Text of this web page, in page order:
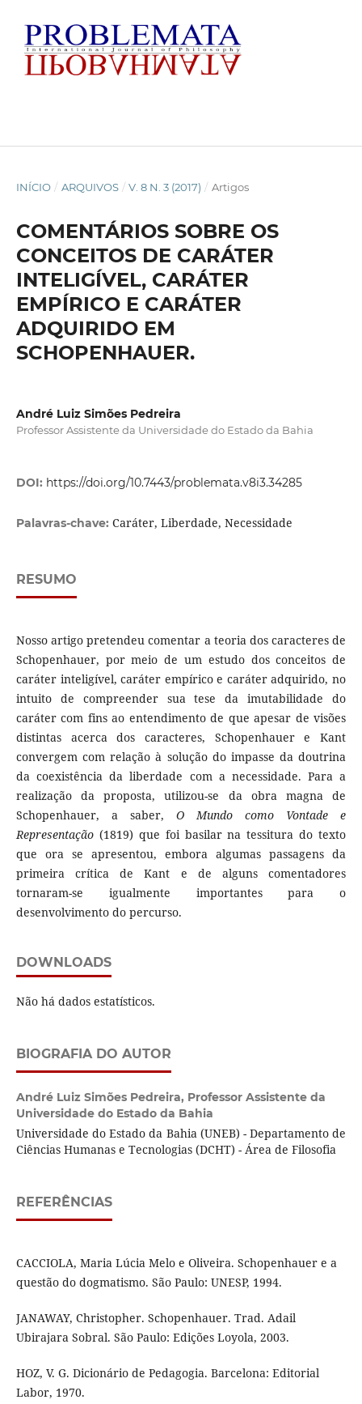
INÍCIO / ARQUIVOS / V. 8 N. 3 (2017) / Artigos
COMENTÁRIOS SOBRE OS
CONCEITOS DE CARÁTER
INTELIGÍVEL, CARÁTER
EMPÍRICO E CARÁTER
ADQUIRIDO EM
SCHOPENHAUER.
André Luiz Simões Pedreira
Professor Assistente da Universidade do Estado da Bahia
DOI: https://doi.org/10.7443/problemata.v8i3.34285
Palavras-chave: Caráter, Liberdade, Necessidade
RESUMO
Nosso artigo pretendeu comentar a teoria dos caracteres de
Schopenhauer, por meio de um estudo dos conceitos de
caráter inteligível, caráter empírico e caráter adquirido, no
intuito de compreender sua tese da imutabilidade do
caráter com fins ao entendimento de que apesar de visões
distintas acerca dos caracteres, Schopenhauer e Kant
convergem com relação à solução do impasse da doutrina
da coexistência da liberdade com a necessidade. Para a
realização da proposta, utilizou-se da obra magna de
Schopenhauer, a saber, O Mundo como Vontade e
Representação(1819) que foi basilar na tessitura do texto
que ora se apresentou, embora algumas passagens da
primeira crítica de Kant e de alguns comentadores
tornaram-se igualmente importantes para o
desenvolvimento do percurso.
DOWNLOADS
Não há dados estatísticos.
BIOGRAFIA DO AUTOR
André Luiz Simões Pedreira, Professor Assistente da
Universidade do Estado da Bahia
Universidade do Estado da Bahia (UNEB) - Departamento de
Ciências Humanas e Tecnologias (DCHT) - Área de Filosofia
REFERÊNCIAS
CACCIOLA, Maria Lúcia Melo e Oliveira. Schopenhauer e a
questão do dogmatismo. São Paulo: UNESP, 1994.
JANAWAY, Christopher. Schopenhauer. Trad. Adail
Ubirajara Sobral. São Paulo: Edições Loyola, 2003.
HOZ, V. G. Dicionário de Pedagogia. Barcelona: Editorial
Labor, 1970.